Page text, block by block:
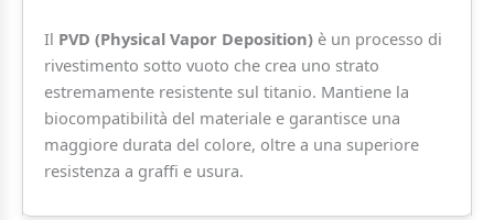
Il PVD (Physical Vapor Deposition)è un processo di
rivestimento sotto vuoto che crea uno strato
estremamente resistente sul titanio. Mantiene la
biocompatibilità del materiale e garantisce una
maggiore durata del colore, oltre a una superiore
resistenza a graffi e usura.